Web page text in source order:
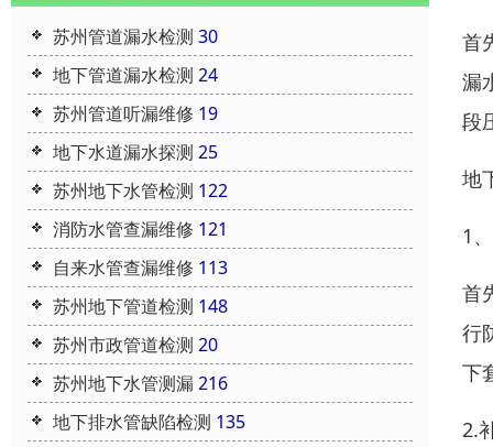
苏州管道漏水检测 30
地下管道漏水检测 24
苏州管道听漏维修 19
地下水道漏水探测 25
苏州地下水管检测 122
消防水管查漏维修 121
自来水管查漏维修 113
苏州地下管道检测 148
苏州市政管道检测 20
苏州地下水管测漏216
地下排水管缺陷检测 135
首
漏
段
地
1
首
行
下
2.